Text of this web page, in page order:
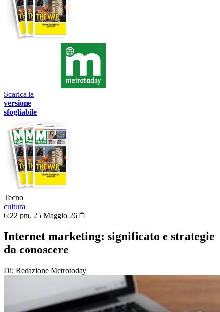
Scarica la
versione
sfogliabile
Tecno
cultura
6:22 pm, 25 Maggio 26
Internet marketing: significato e strategie
da conoscere
Di: Redazione Metrotoday